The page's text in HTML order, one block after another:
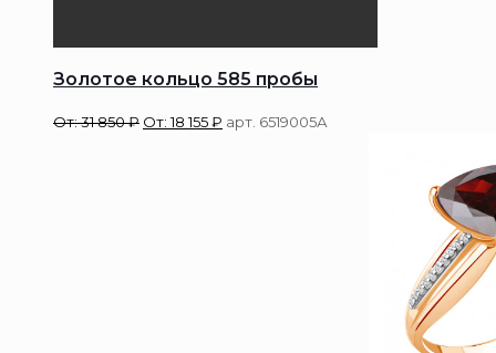
Золотое кольцо 585 пробы
От:31 850₽ От:18 155₽ арт. 6519005А